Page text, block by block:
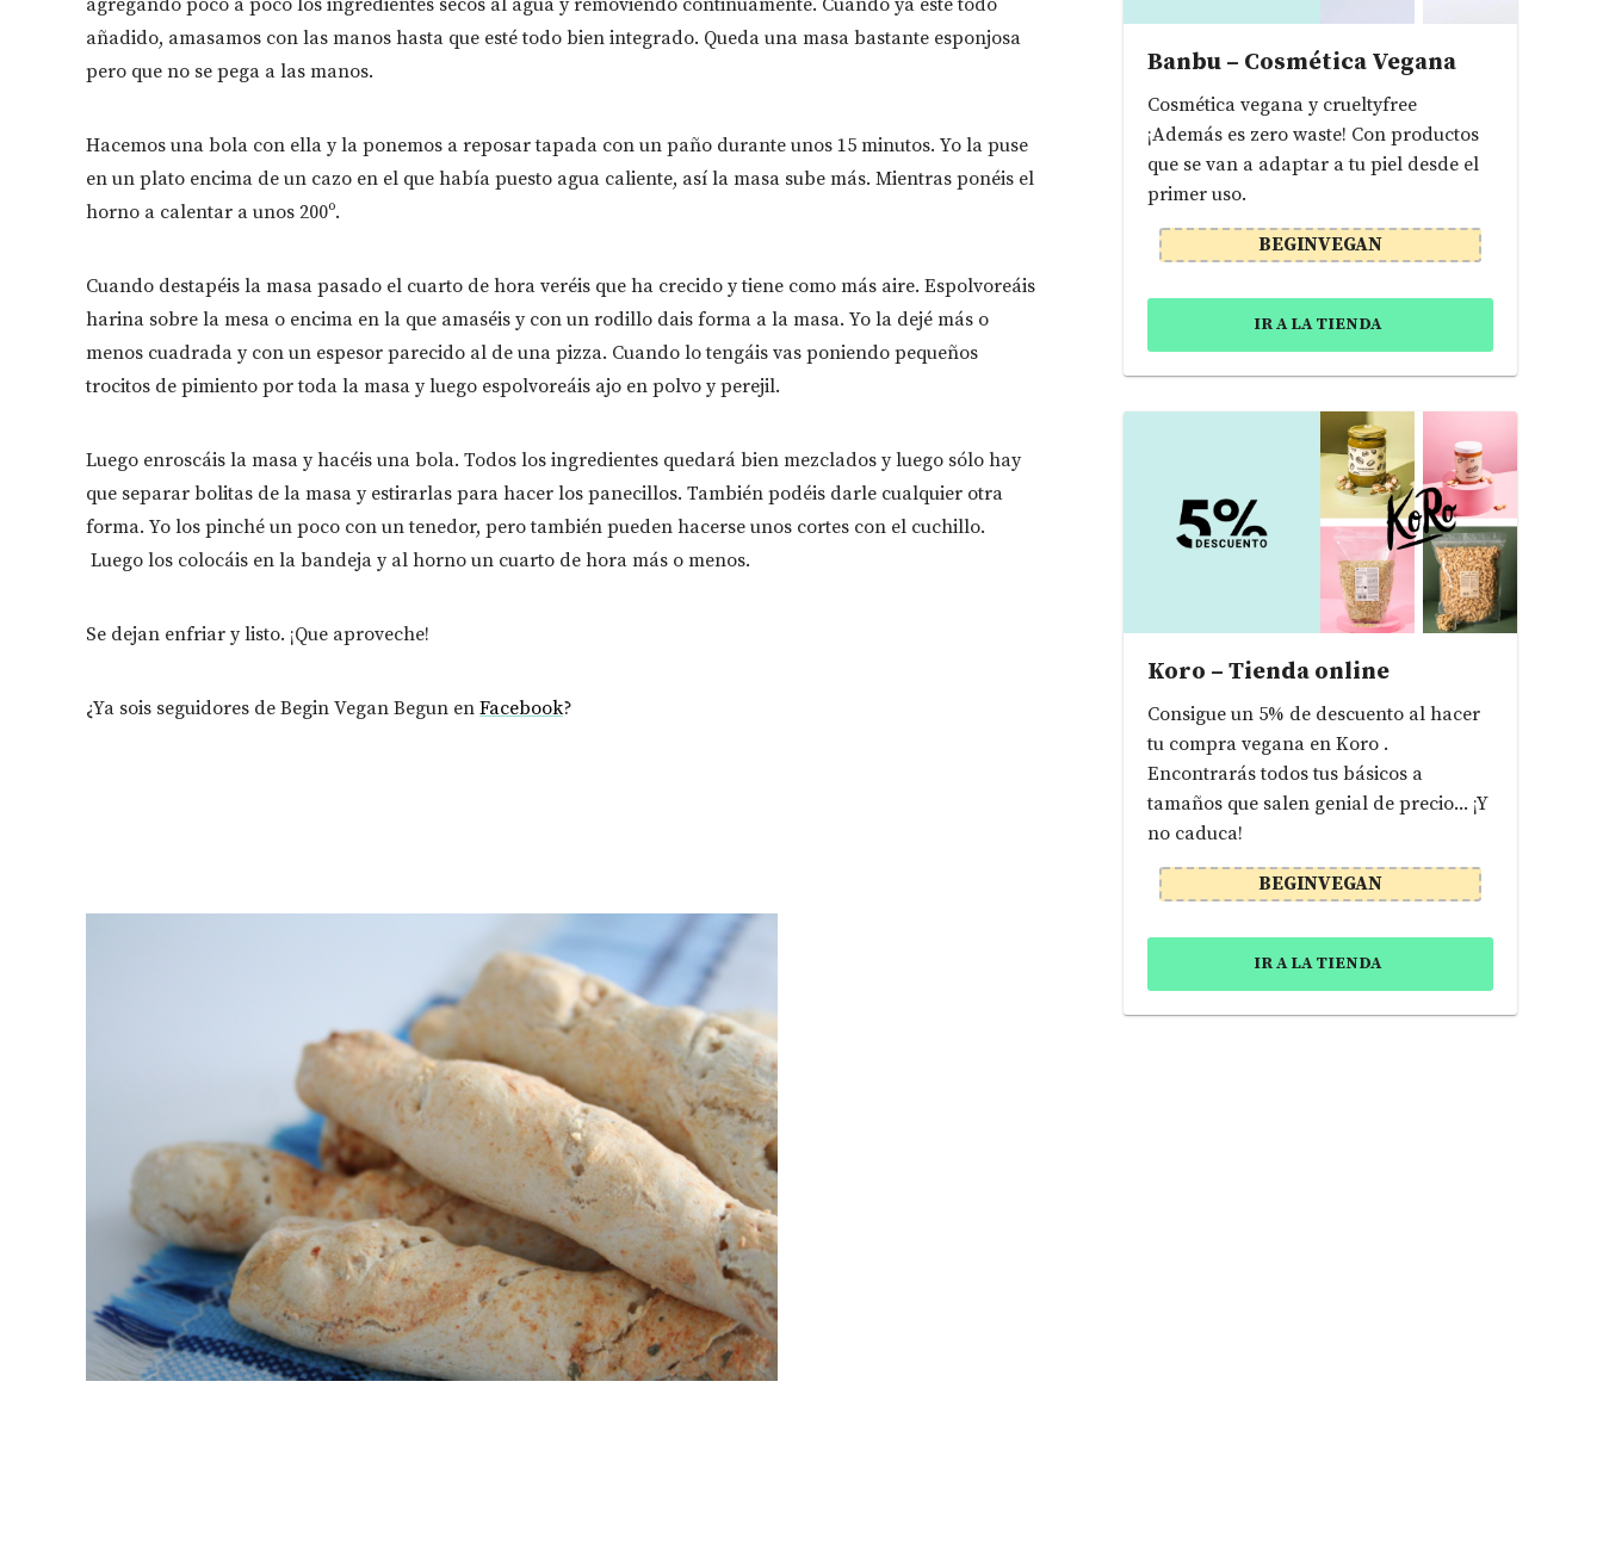
agregando poco a poco los ingredientes secos al agua y removiendo continuamente. Cuando ya esté todo
añadido, amasamos con las manos hasta que esté todo bien integrado. Queda una masa bastante esponjosa
pero que no se pega a las manos.
Hacemos una bola con ella y la ponemos a reposar tapada con un paño durante unos 15 minutos. Yo la puse
en un plato encima de un cazo en el que había puesto agua caliente, así la masa sube más. Mientras ponéis el
horno a calentar a unos 200º.
Cuando destapéis la masa pasado el cuarto de hora veréis que ha crecido y tiene como más aire. Espolvoreáis
harina sobre la mesa o encima en la que amaséis y con un rodillo dais forma a la masa. Yo la dejé más o
menos cuadrada y con un espesor parecido al de una pizza. Cuando lo tengáis vas poniendo pequeños
trocitos de pimiento por toda la masa y luego espolvoreáis ajo en polvo y perejil.
Luego enroscáis la masa y hacéis una bola. Todos los ingredientes quedará bien mezclados y luego sólo hay
que separar bolitas de la masa y estirarlas para hacer los panecillos. También podéis darle cualquier otra
forma. Yo los pinché un poco con un tenedor, pero también pueden hacerse unos cortes con el cuchillo.
Luego los colocáis en la bandeja y al horno un cuarto de hora más o menos.
Se dejan enfriar y listo. ¡Que aproveche!
¿Ya sois seguidores de Begin Vegan Begun en Facebook?
Banbu – Cosmética Vegana
Cosmética vegana y crueltyfree
¡Además es zero waste! Con productos
que se van a adaptar a tu piel desde el
primer uso.
BEGINVEGAN
IR A LA TIENDA
Koro – Tienda online
Consigue un 5% de descuento al hacer
tu compra vegana en Koro .
Encontrarás todos tus básicos a
tamaños que salen genial de precio... ¡Y
no caduca!
BEGINVEGAN
IR A LA TIENDA